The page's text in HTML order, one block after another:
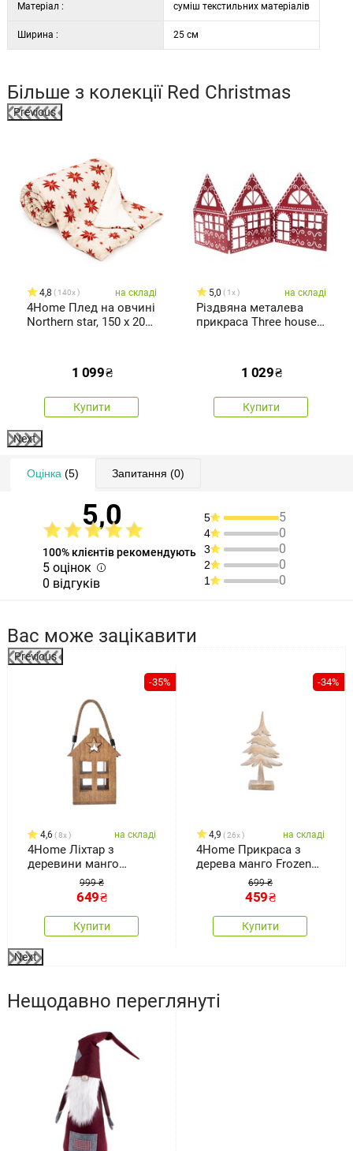
Матеріал : суміш текстильних матеріалів
Ширина : 25 см
Більше з колекції Red Christmas
Previous
4,8 140x на складі
4Home Плед на овчині
Northern star, 150 x 200
1 099₴
Купити
5,0 1x на складі
Різдвяна металева
прикраса Three houses
1 029₴
Купити
Next
Оцінка (5) Запитання (0)
5,0
100% клієнтів рекомендують
5 оцінок
0 відгуків
5 5
4 0
3 0
2 0
1 0
Вас може зацікавити
Previous
-35%
4,6 8x на складі
4Home Ліхтар з
деревини манго
Shining Star, 18 x 15 x
999 ₴
649₴
Купити
-34%
4,9 26x на складі
4Home Прикраса з
дерева манго Frozen
Tree, 30 см699 ₴
459₴
Купити
Next
Нещодавно переглянуті